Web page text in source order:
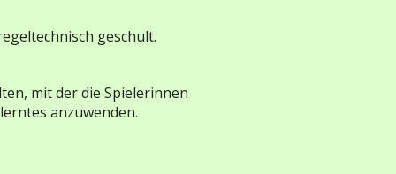
geschult.
mit der die Spielerinnen
anzuwenden.